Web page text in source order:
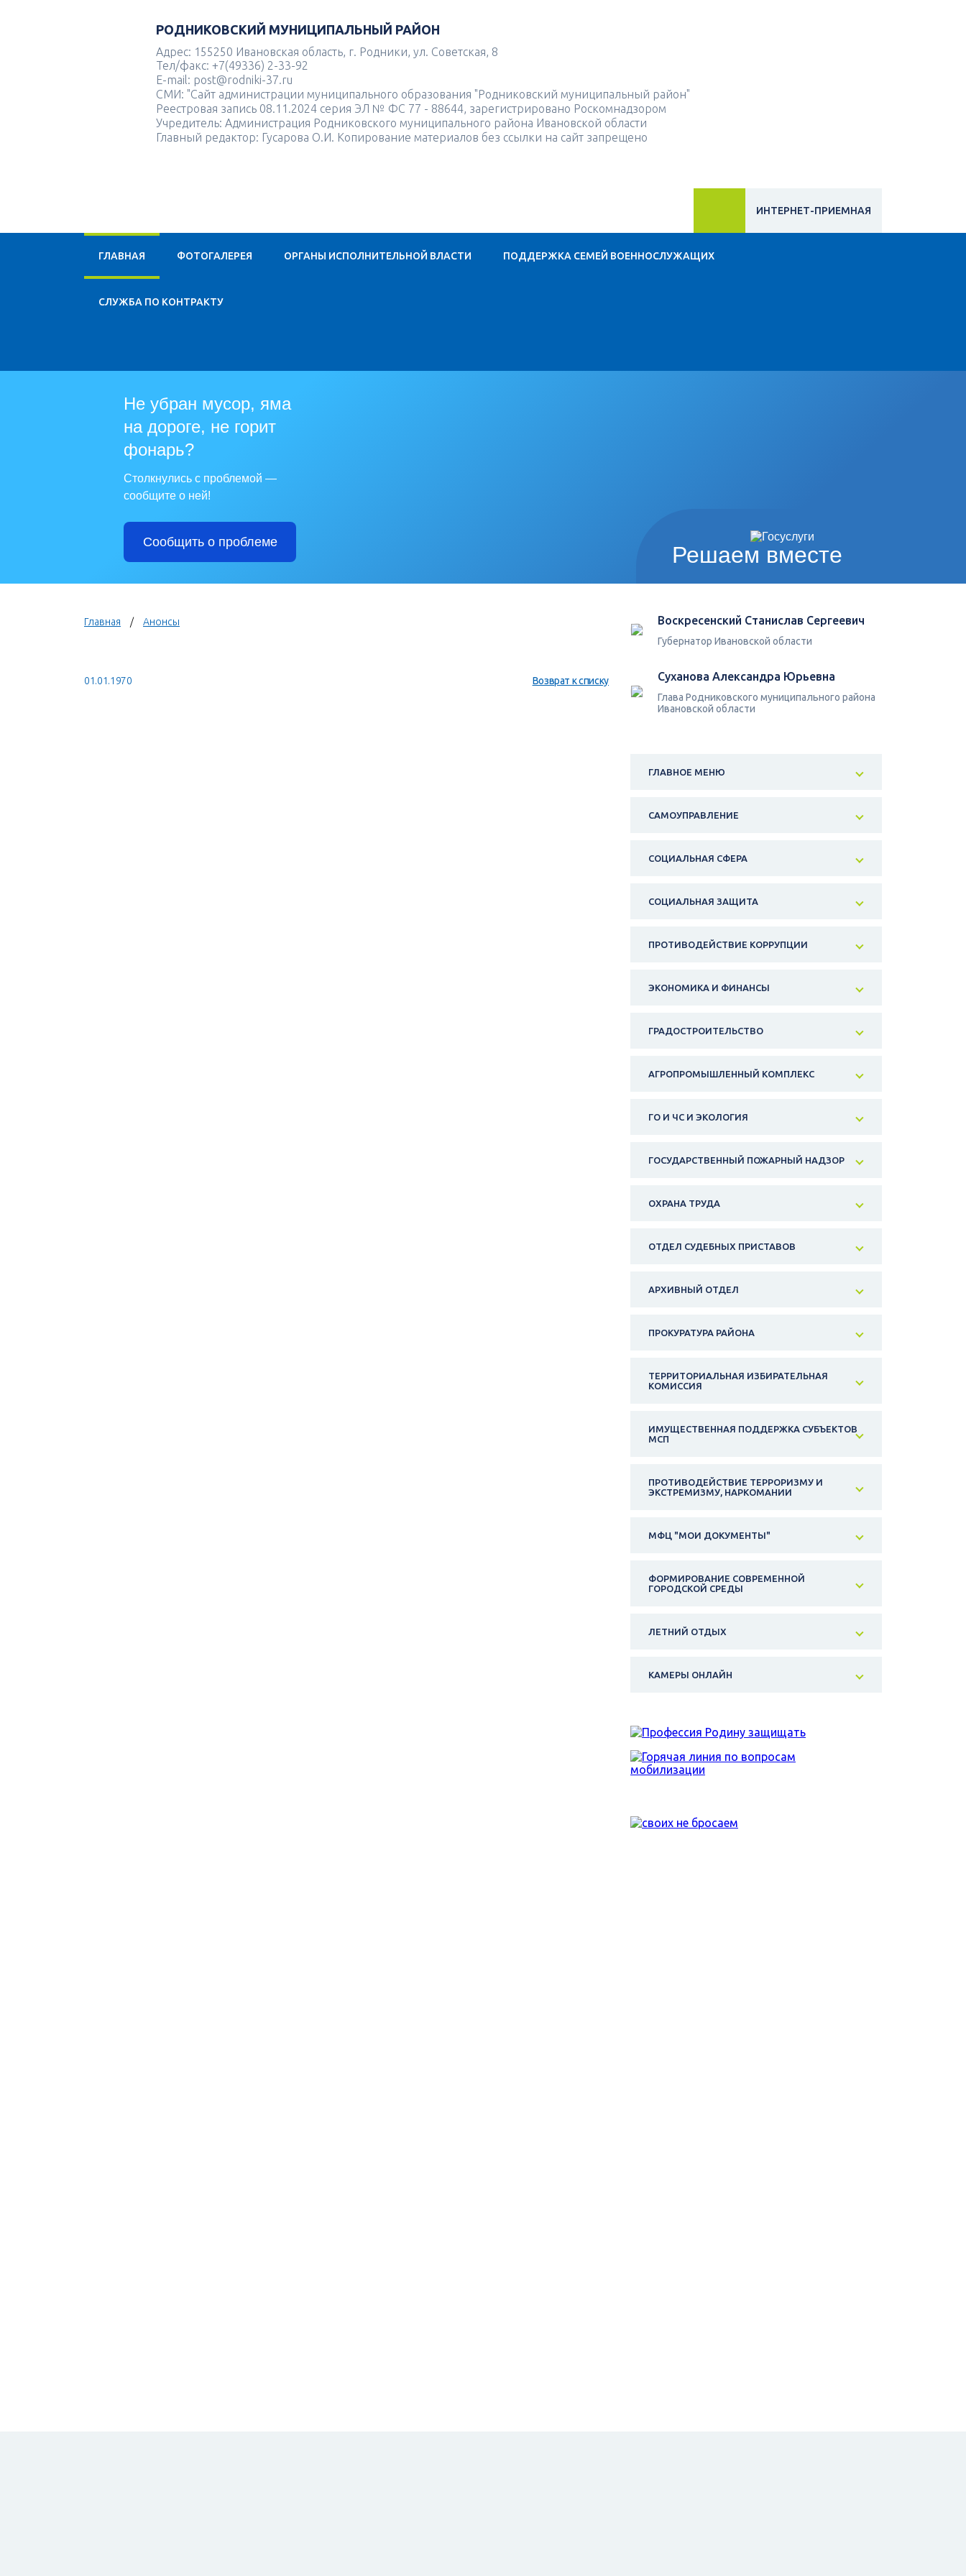
РОДНИКОВСКИЙ МУНИЦИПАЛЬНЫЙ РАЙОН
Адрес: 155250 Ивановская область, г. Родники, ул. Советская, 8
Тел/факс: +7(49336) 2-33-92
E-mail: post@rodniki-37.ru
СМИ: "Сайт администрации муниципального образования "Родниковский муниципальный район"
Реестровая запись 08.11.2024 серия ЭЛ № ФС 77 - 88644, зарегистрировано Роскомнадзором
Учредитель: Администрация Родниковского муниципального района Ивановской области
Главный редактор: Гусарова О.И. Копирование материалов без ссылки на сайт запрещено
ИНТЕРНЕТ-ПРИЕМНАЯ
ГЛАВНАЯ ФОТОГАЛЕРЕЯ ОРГАНЫ ИСПОЛНИТЕЛЬНОЙ ВЛАСТИ ПОДДЕРЖКА СЕМЕЙ ВОЕННОСЛУЖАЩИХ
CЛУЖБА ПО КОНТРАКТУ
Решаем вместе
Не убран мусор, яма
на дороге, не горит
фонарь?
Столкнулись с проблемой —
сообщите о ней!
Сообщить о проблеме
Главная Анонсы
01.01.1970 Возврат к списку
Воскресенский Станислав Сергеевич
Губернатор Ивановской области
Суханова Александра Юрьевна
Глава Родниковского муниципального района
Ивановской области
ГЛАВНОЕ МЕНЮ
САМОУПРАВЛЕНИЕ
СОЦИАЛЬНАЯ СФЕРА
СОЦИАЛЬНАЯ ЗАЩИТА
ПРОТИВОДЕЙСТВИЕ КОРРУПЦИИ
ЭКОНОМИКА И ФИНАНСЫ
ГРАДОСТРОИТЕЛЬСТВО
АГРОПРОМЫШЛЕННЫЙ КОМПЛЕКС
ГО И ЧС И ЭКОЛОГИЯ
ГОСУДАРСТВЕННЫЙ ПОЖАРНЫЙ НАДЗОР
ОХРАНА ТРУДА
ОТДЕЛ СУДЕБНЫХ ПРИСТАВОВ
АРХИВНЫЙ ОТДЕЛ
ПРОКУРАТУРА РАЙОНА
ТЕРРИТОРИАЛЬНАЯ ИЗБИРАТЕЛЬНАЯ
КОМИССИЯ
ИМУЩЕСТВЕННАЯ ПОДДЕРЖКА СУБЪЕКТОВ
МСП
ПРОТИВОДЕЙСТВИЕ ТЕРРОРИЗМУ И
ЭКСТРЕМИЗМУ, НАРКОМАНИИ
МФЦ "МОИ ДОКУМЕНТЫ"
ФОРМИРОВАНИЕ СОВРЕМЕННОЙ
ГОРОДСКОЙ СРЕДЫ
ЛЕТНИЙ ОТДЫХ
КАМЕРЫ ОНЛАЙН